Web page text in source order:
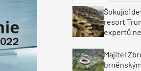
Průmyslové objekty
Inženýrské stavby
Doprava
Dopravní stavbyŠokující
resort
expertů
Majitel